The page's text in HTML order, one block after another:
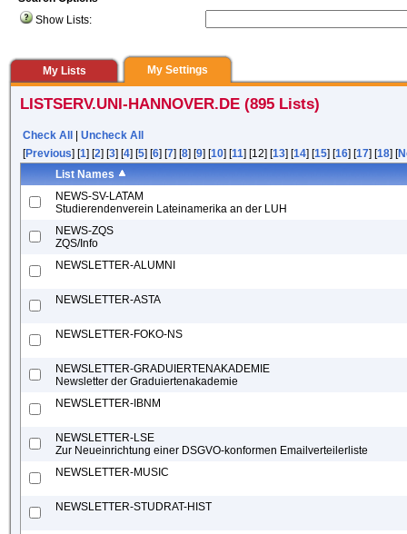
Show Lists:
My Lists My Settings
LISTSERV.UNI-HANNOVER.DE (895 Lists)
Check All
Uncheck All
[Previous] [1] [2] [3] [4] [5] [6] [7] [8] [9] [10] [11] [12] [13] [14] [15] [16] [17] [18] [
List Names
NEWS-SV-LATAM
Studierendenverein Lateinamerika an der LUH
NEWS-ZQS
ZQS/Info
NEWSLETTER-ALUMNI
NEWSLETTER-ASTA
NEWSLETTER-FOKO-NS
NEWSLETTER-GRADUIERTENAKADEMIE
Newsletter der Graduiertenakademie
NEWSLETTER-IBNM
NEWSLETTER-LSE
Zur Neueinrichtung einer DSGVO-konformen Emailverteilerliste
NEWSLETTER-MUSIC
NEWSLETTER-STUDRAT-HIST